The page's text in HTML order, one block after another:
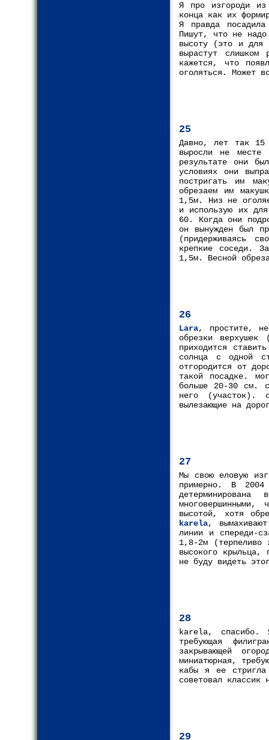
Я про изгороди
конца как их
Я правда
Пишут, что не надо
высоту (это и для
вырастут
кажется, что
оголяться. Может
25
Давно, лет так 15
выросли не
результате они
условиях они
постригать им
обрезаем им
1,5м. Низ не
и использую их
60. Когда они
он вынужден был
(придерживаясь
крепкие соседи.
1,5м. Весной
26
Lara, простите,
обрезки верхушек
приходится
солнца с одной
отгородится от
такой посадке.
больше 20-30 см.
него (участок).
вылезающие на
27
Мы свою еловую
примерно. В
высотой, хотя
karela,
линии и спереди-
1,8-2м (терпеливо
высокого
не буду видеть
28
karela, спасибо.
требующая
закрывающей
миниатюрная,
кабы я ее
советовал
29